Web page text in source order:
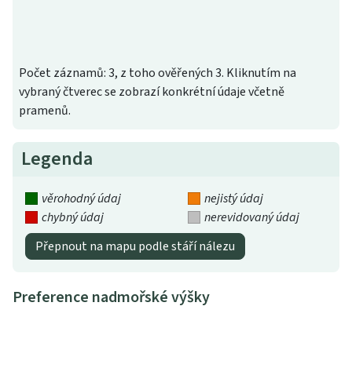
Počet záznamů: 3, z toho ověřených 3. Kliknutím na
vybraný čtverec se zobrazí konkrétní údaje včetně
pramenů.
Legenda
věrohodný údaj
nejistý údaj
chybný údaj
nerevidovaný údaj
Přepnout na mapu podle stáří nálezu
Preference nadmořské výšky